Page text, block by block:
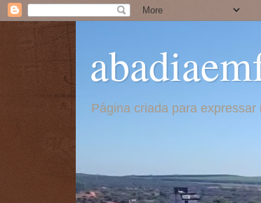
Página criada para